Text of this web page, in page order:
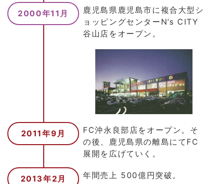
2000年11月
鹿児島県鹿児島市に複合大型シ
ョッピングセンターN’s CITY
谷山店をオープン。
2011年9月
FC沖永良部店をオープン。そ
の後、鹿児島県の離島にてFC
展開を広げていく。
2013年2月 年間売上 500億円突破。